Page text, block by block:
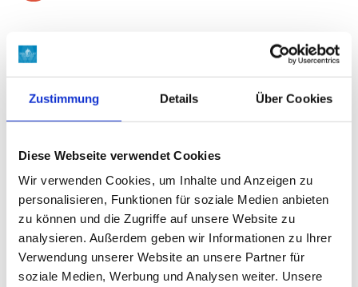
Zustimmung Details Über Cookies
Diese Webseite verwendet Cookies
Wir verwenden Cookies, um Inhalte und Anzeigen zu
personalisieren, Funktionen für soziale Medien anbieten
zu können und die Zugriffe auf unsere Website zu
analysieren. Außerdem geben wir Informationen zu Ihrer
Verwendung unserer Website an unsere Partner für
soziale Medien, Werbung und Analysen weiter. Unsere
BUCHUNG
LAGE
Einkaufen und Restaurants: Tar 4,5 km
Porec 13 km, Umag 26 km, Rovinj 54 km
nächstgelegener Strand: 100 m